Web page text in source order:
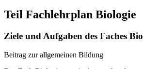
Teil Fachlehrplan Biologie
Ziele und Aufgaben des Faches
Beitrag zur allgemeinen Bildung